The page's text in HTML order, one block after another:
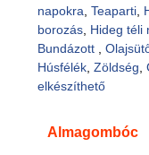
napokra Teaparti,
borozás, Hideg téli
Bundázott
Húsfélék, Zöldség
elkészíthető
Almagombóc